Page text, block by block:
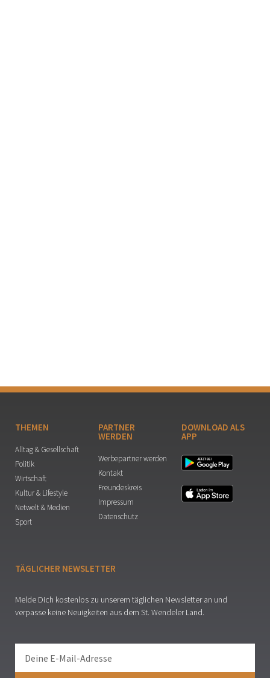
THEMEN
Alltag & Gesellschaft
Politik
Wirtschaft
Kultur & Lifestyle
Netwelt & Medien
Sport
PARTNER
WERDEN
Werbepartner werden
Kontakt
Freundeskreis
Impressum
Datenschutz
DOWNLOAD ALS
APP
TÄGLICHER NEWSLETTER
Melde Dich kostenlos zu unserem täglichen Newsletter an und
verpasse keine Neuigkeiten aus dem St. Wendeler Land.